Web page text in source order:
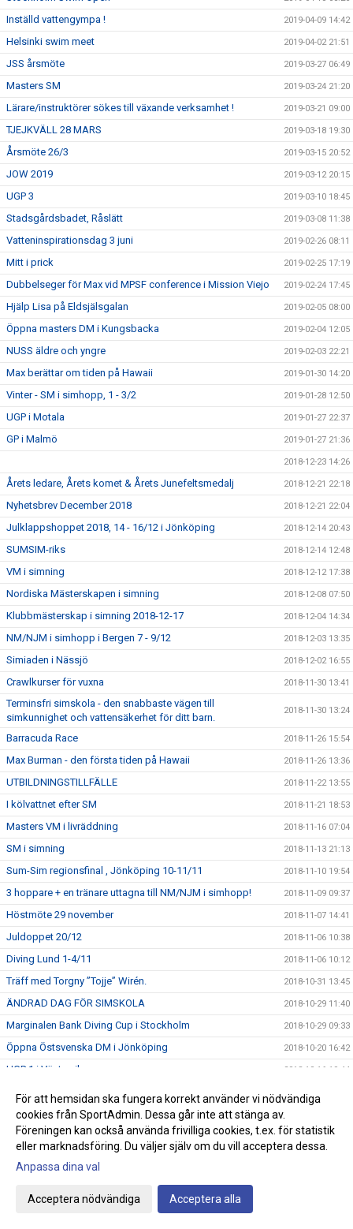
Inställd vattengympa ! 2019-04-09 14:42
Helsinki swim meet 2019-04-02 21:51
JSS årsmöte 2019-03-27 06:49
Masters SM 2019-03-24 21:20
Lärare/instruktörer sökes till växande verksamhet ! 2019-03-21 09:00
TJEJKVÄLL 28 MARS 2019-03-18 19:30
Årsmöte 26/3 2019-03-15 20:52
JOW 2019 2019-03-12 20:15
UGP 3 2019-03-10 18:45
Stadsgårdsbadet, Råslätt 2019-03-08 11:38
Vatteninspirationsdag 3 juni 2019-02-26 08:11
Mitt i prick 2019-02-25 17:19
Dubbelseger för Max vid MPSF conference i Mission Viejo 2019-02-24 17:45
Hjälp Lisa på Eldsjälsgalan 2019-02-05 08:00
Öppna masters DM i Kungsbacka 2019-02-04 12:05
NUSS äldre och yngre 2019-02-03 22:21
Max berättar om tiden på Hawaii 2019-01-30 14:20
Vinter - SM i simhopp, 1 - 3/2 2019-01-28 12:50
UGP i Motala 2019-01-27 22:37
GP i Malmö 2019-01-27 21:36
2018-12-23 14:26
Årets ledare, Årets komet & Årets Junefeltsmedalj 2018-12-21 22:18
Nyhetsbrev December 2018 2018-12-21 22:04
Julklappshoppet 2018, 14 - 16/12 i Jönköping 2018-12-14 20:43
SUMSIM-riks 2018-12-14 12:48
VM i simning 2018-12-12 17:38
Nordiska Mästerskapen i simning 2018-12-08 07:50
Klubbmästerskap i simning 2018-12-17 2018-12-04 14:34
NM/NJM i simhopp i Bergen 7 - 9/12 2018-12-03 13:35
Simiaden i Nässjö 2018-12-02 16:55
Crawlkurser för vuxna 2018-11-30 13:41
Terminsfri simskola - den snabbaste vägen till
simkunnighet och vattensäkerhet för ditt barn.
2018-11-30 13:24
Barracuda Race 2018-11-26 15:54
Max Burman - den första tiden på Hawaii 2018-11-26 13:36
UTBILDNINGSTILLFÄLLE 2018-11-22 13:55
I kölvattnet efter SM 2018-11-21 18:53
Masters VM i livräddning 2018-11-16 07:04
SM i simning 2018-11-13 21:13
Sum-Sim regionsfinal , Jönköping 10-11/11 2018-11-10 19:54
3 hoppare + en tränare uttagna till NM/NJM i simhopp! 2018-11-09 09:37
Höstmöte 29 november 2018-11-07 14:41
Juldoppet 20/12 2018-11-06 10:38
Diving Lund 1-4/11 2018-11-06 10:12
Träff med Torgny ”Tojje” Wirén. 2018-10-31 13:45
ÄNDRAD DAG FÖR SIMSKOLA 2018-10-29 11:40
Marginalen Bank Diving Cup i Stockholm 2018-10-29 09:33
Öppna Östsvenska DM i Jönköping 2018-10-20 16:42
UGP 1 i Västervik 2018-10-16 19:44
ANMÄLAN TILL BABYSIM OCH SMÅBARNSSIM 2018-10-15 09:08
Bilfärja vs Victor Johansson
Ny tid för minisim på söndagar 2018-10-11 19:10
LeWa-cup
För att hemsidan ska fungera korrekt använder vi nödvändiga
cookies från SportAdmin. Dessa går inte att stänga av.
Föreningen kan också använda frivilliga cookies, t.ex. för statistik
eller marknadsföring. Du väljer själv om du vill acceptera dessa.
Anpassa dina val
Acceptera nödvändiga Acceptera alla